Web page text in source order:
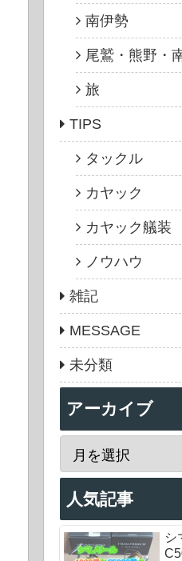
南伊勢
尾鷲・熊野・
旅
TIPS
タックル
カヤック
カヤック艤装
ノウハウ
雑記
MESSAGE
未分類
アーカイブ
人気記事
シ